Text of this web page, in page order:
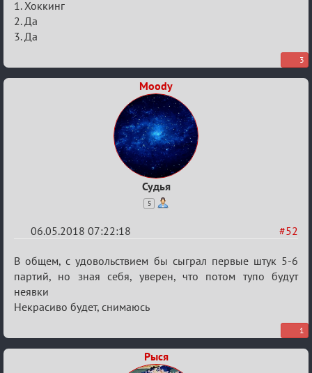
Re:
IX
Кубок
1. Хоккинг
2. Да
3. Да
3
Moody
Судья
5
#52
06.05.2018 07:22:18
Re:
IX
Кубок
Вендетты
В общем, с удовольствием бы сыграл первые штук 5-6
партий, но зная себя, уверен, что потом тупо будут
неявки
Некрасиво будет, снимаюсь
1
Рыся